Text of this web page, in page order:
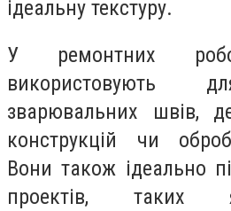
ідеальну текстуру.
У ремонтних
використовують
зварювальних швів,
конструкцій чи
Вони також ідеально
проектів, таких